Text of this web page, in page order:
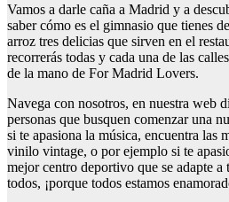
Vamos a darle caña a Madrid y a
saber cómo es el gimnasio que tienes
arroz tres delicias que sirven en el
recorrerás todas y cada una de las
de la mano de For Madrid Lovers.
Navega con nosotros, en nuestra web
personas que busquen comenzar una
si te apasiona la música, encuentra las
vinilo vintage, o por ejemplo si te
mejor centro deportivo que se adapte a
todos, ¡porque todos estamos